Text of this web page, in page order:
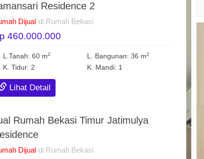
Residence 2
Dijual di Rumah Bekasi
460.000.000
L.Tanah: 60 m2 L. Bangunan: 36 m2
K. Tidur: 2 K. Mandi: 1
Lihat Detail
Rumah Bekasi Timur Jatimulya
Dijual di Rumah Bekasi